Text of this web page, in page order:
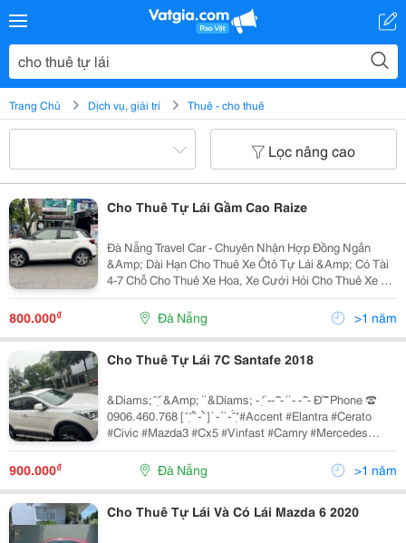
Trang Chủ Dịch vụ, giải trí Thuê - cho thuê
Lọc nâng cao
Cho Thuê Tự Lái Gầm Cao Raize
Đà Nẵng Travel Car - Chuyên Nhận Hợp Đồng Ngắn
&Amp; Dài Hạn Cho Thuê Xe Ôtô Tự Lái &Amp; Có Tài
4-7 Chỗ Cho Thuê Xe Hoa, Xe Cưới Hỏi Cho Thuê Xe Du
Lịch 16 - 45 Chỗ Chuyên Đưa Đón Sân Bay 4 - 16 Chỗ,
800.000₫ Đà Nẵng >1 năm
Cho Thuê Tự Lái 7C Santafe 2018
&Diams;️ ̂ ̛̣ ́ &Amp; ́ ́ &Diams;️ - ̛̣ ́ -- ̂̃ - ́ ́ - - ̂̃ - Đ́ ̂̃ ̂ Phone ☎
0906.460.768 [ ̂ ̛̣ ́ ̂̉ - ̂̉ ] ̀ - ̉ ́ - ̂́ ̛̛̣ #Accent #Elantra #Cerato
#Civic #Mazda3 #Cx5 #Vinfast #Camry #Mercedes
#Innova #Xpander #Santafe...
900.000₫ Đà Nẵng >1 năm
Cho Thuê Tự Lái Và Có Lái Mazda 6 2020